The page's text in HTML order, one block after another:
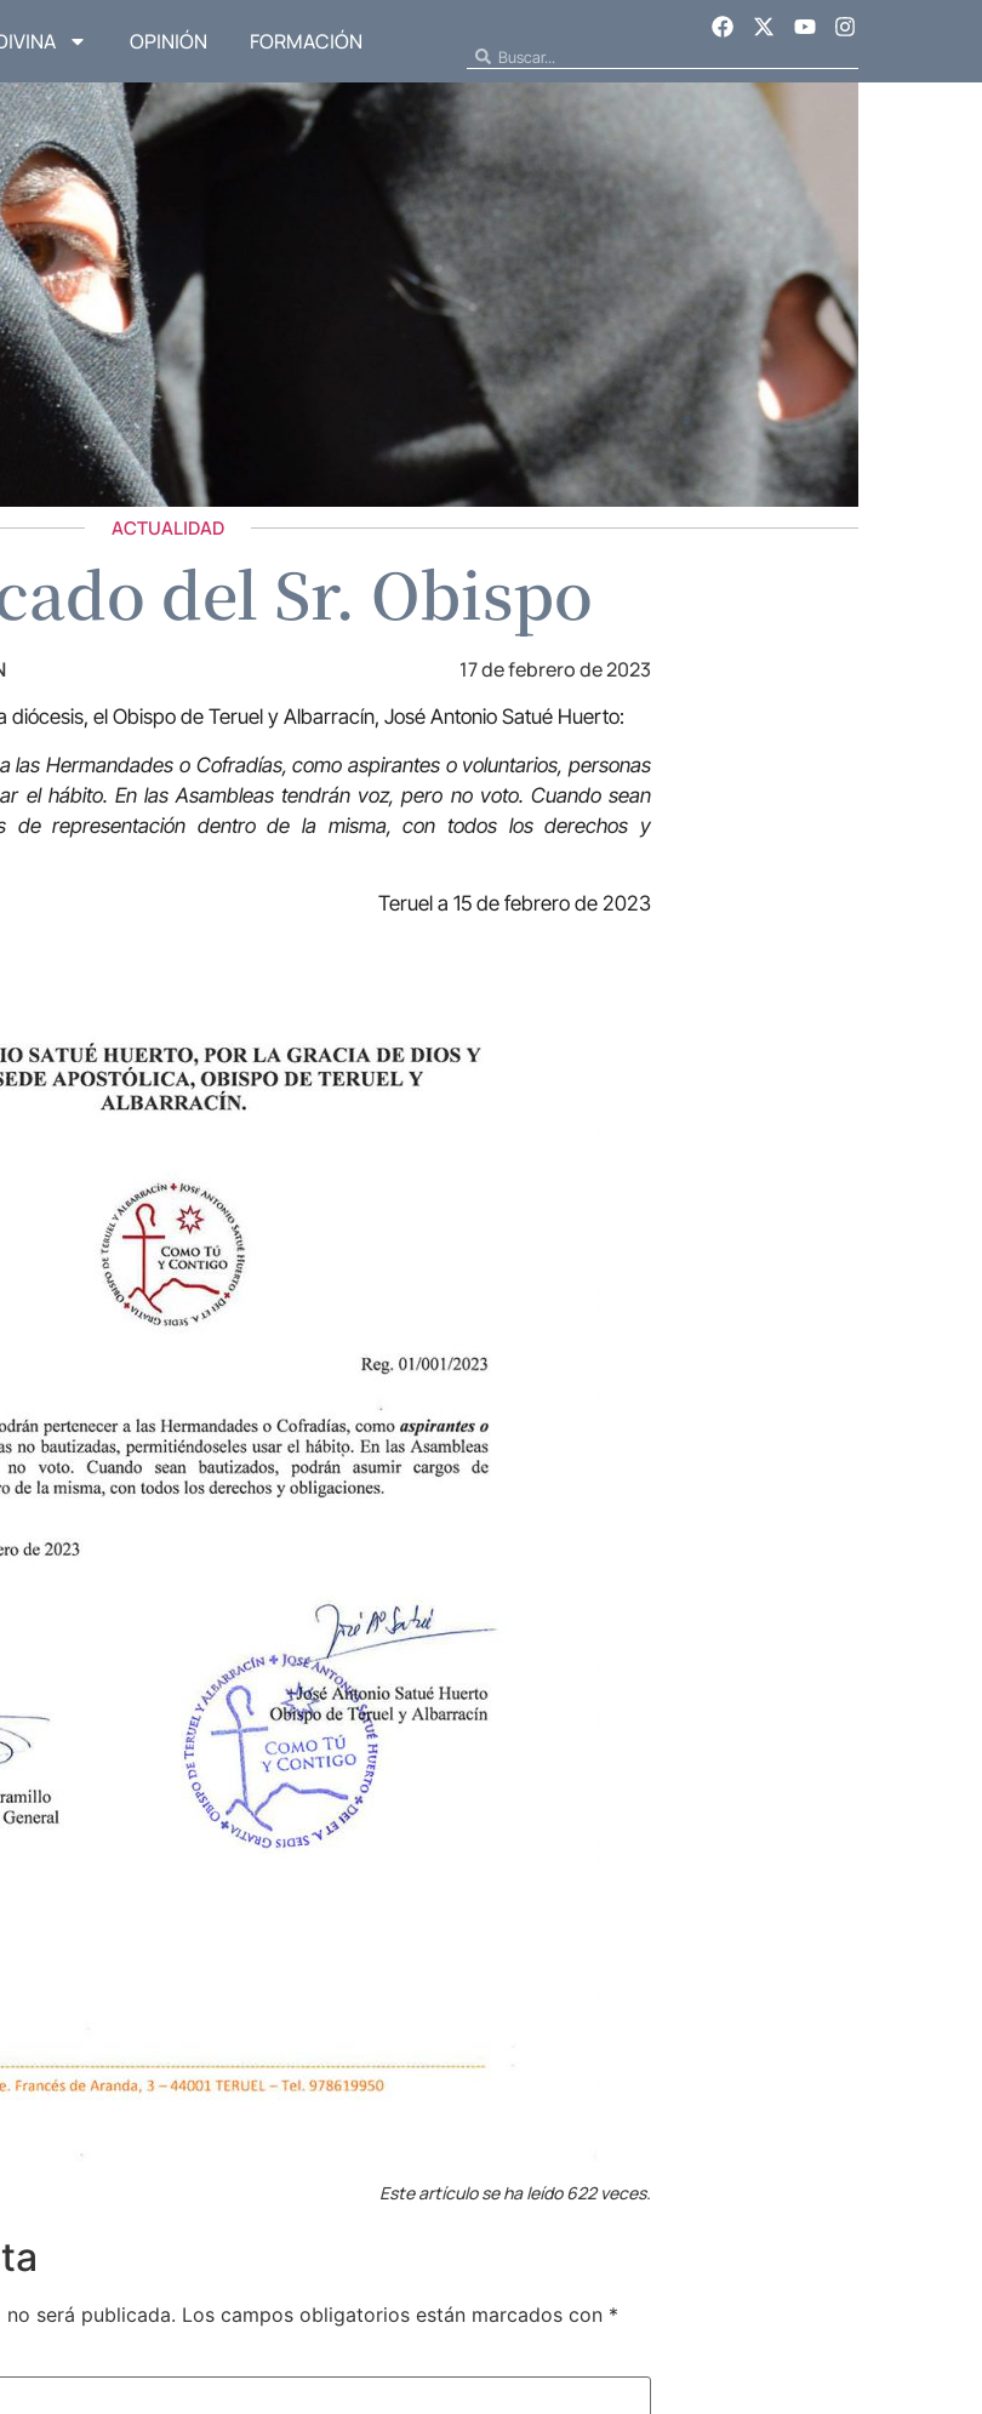
OPINIÓN FORMACIÓN
ACTUALIDAD
del Sr. Obispo
17 de febrero de 2023
el Obispo de Teruel y Albarracín, José Antonio Satué Huerto:
las Hermandades o Cofradías, como aspirantes o voluntarios, personas
el hábito. En las Asambleas tendrán voz, pero no voto. Cuando sean
de representación dentro de la misma, con todos los derechos y
Teruel a 15 de febrero de 2023
Este artículo se ha leído 622 veces.
será publicada. Los campos obligatorios están marcados con *